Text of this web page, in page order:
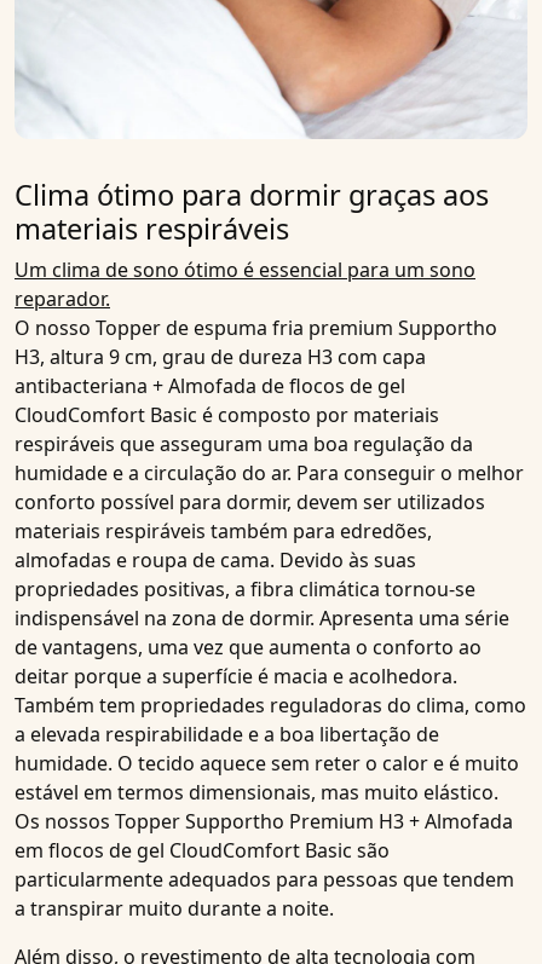
Clima ótimo para dormir graças aos
materiais respiráveis
Um clima de sono ótimo é essencial para um sono
reparador.
O nosso Topper de espuma fria premium Supportho
H3, altura 9 cm, grau de dureza H3 com capa
antibacteriana + Almofada de flocos de gel
CloudComfort Basic é composto por materiais
respiráveis que asseguram uma boa regulação da
humidade e a circulação do ar. Para conseguir o melhor
conforto possível para dormir, devem ser utilizados
materiais respiráveis também para edredões,
almofadas e roupa de cama. Devido às suas
propriedades positivas, a fibra climática tornou-se
indispensável na zona de dormir. Apresenta uma série
de vantagens, uma vez que aumenta o conforto ao
deitar porque a superfície é macia e acolhedora.
Também tem propriedades reguladoras do clima, como
a elevada respirabilidadee a boa libertação de
humidade. O tecido aquece sem reter o calor e é muito
estável em termos dimensionais, mas muito elástico.
Os nossos Topper Supportho Premium H3 + Almofada
em flocos de gel CloudComfort Basic são
particularmente adequados para pessoas que tendem
a transpirar muito durante a noite.
Além disso, o revestimento de alta tecnologia com